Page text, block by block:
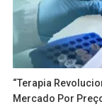
“Terapia
Mercado Por